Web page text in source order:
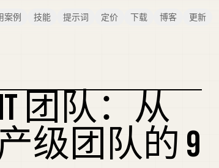
案例 技能 提示词 定价 下载 博客 更新
复刻封面
团队：从
产级团队的 9